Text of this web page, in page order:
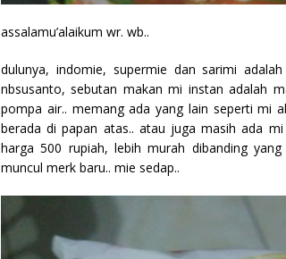
assalamu’alaikum wr. wb..
dulunya, indomie, supermie dan sarimi
nbsusanto, sebutan makan mi instan adalah
pompa air.. memang ada yang lain seperti mi
berada di papan atas.. atau juga masih ada
harga 500 rupiah, lebih murah dibanding
muncul merk baru.. mie sedap..